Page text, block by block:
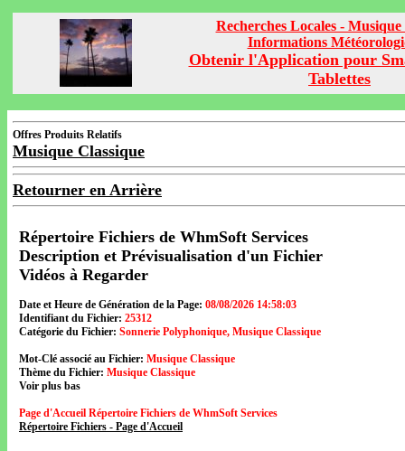
Recherches Locales - Musique
Informations
Obtenir l'Application pour
Tablettes
Offres Produits Relatifs
Musique Classique
Retourner en Arrière
Répertoire Fichiers de WhmSoft Services
Description et Prévisualisation d'un Fichier
Vidéos à Regarder
Date et Heure de Génération de la Page: 08/08/2026 14:58:03
Identifiant du Fichier: 25312
Catégorie du Fichier: Sonnerie Polyphonique, Musique Classique
Mot-Clé associé au Fichier: Musique Classique
Thème du Fichier: Musique Classique
Voir plus bas
Page d'Accueil Répertoire Fichiers de WhmSoft Services
Répertoire Fichiers - Page d'Accueil